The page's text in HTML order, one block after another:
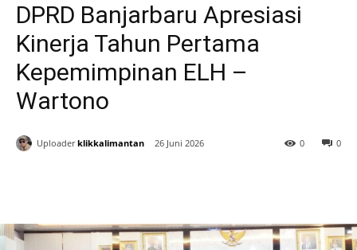
DPRD Banjarbaru Apresiasi
Kinerja Tahun Pertama
Kepemimpinan ELH –
Wartono
Uploader klikkalimantan 26 Juni 2026 0
0